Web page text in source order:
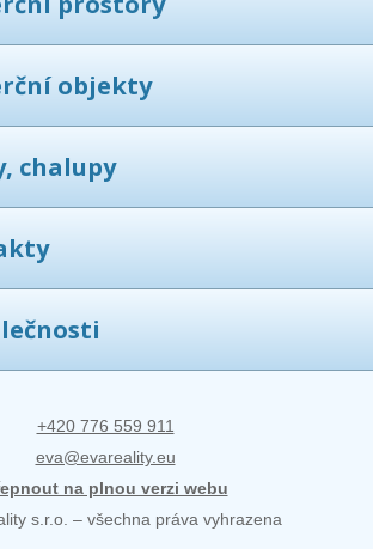
objekty
chalupy
+420 776 559 911
eva@evareality.eu
na plnou verzi webu
s.r.o. – všechna práva vyhrazena